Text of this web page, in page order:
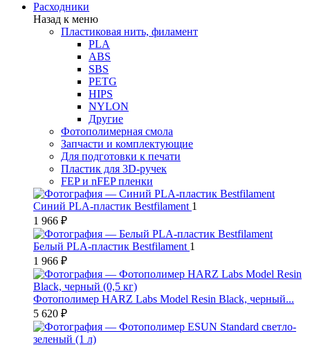
Расходники
Назад к меню
Пластиковая нить, филамент
PLA
ABS
SBS
PETG
HIPS
NYLON
Другие
Фотополимерная смола
Запчасти и комплектующие
Для подготовки к печати
Пластик для 3D-ручек
FEP и nFEP пленки
Синий PLA-пластик Bestfilament 1
1 966 ₽
Белый PLA-пластик Bestfilament 1
1 966 ₽
Фотополимер HARZ Labs Model Resin Black, черный...
5 620 ₽